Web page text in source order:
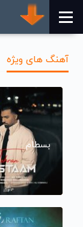
آهنگ های ویژه
بسطام